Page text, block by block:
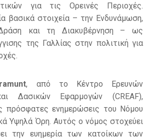
για τις Ορεινές Περιοχές.
βασικά στοιχεία – την Ενδυνάμωση,
και τη Διακυβέρνηση – ως
της Γαλλίας στην πολιτική για
, από το Κέντρο Ερευνών
Δασικών Εφαρμογών (CREAF),
πρόσφατες ενημερώσεις του Νόμου
Υψηλά Όρη. Αυτός ο νόμος στοχεύει
την ευημερία των κατοίκων των